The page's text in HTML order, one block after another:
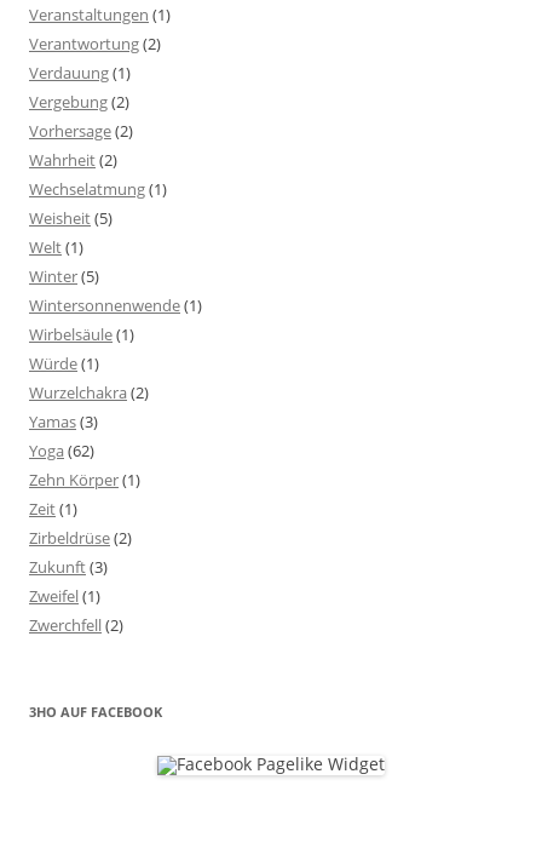
Veranstaltungen (1)
Verantwortung(2)
Verdauung(1)
Vergebung(2)
Vorhersage(2)
Wahrheit(2)
Wechselatmung(1)
Weisheit(5)
Welt(1)
Winter(5)
Wintersonnenwende(1)
Wirbelsäule(1)
Würde(1)
Wurzelchakra(2)
Yamas(3)
Yoga(62)
Zehn Körper(1)
Zeit(1)
Zirbeldrüse(2)
Zukunft(3)
Zweifel(1)
Zwerchfell(2)
3HO AUF FACEBOOK